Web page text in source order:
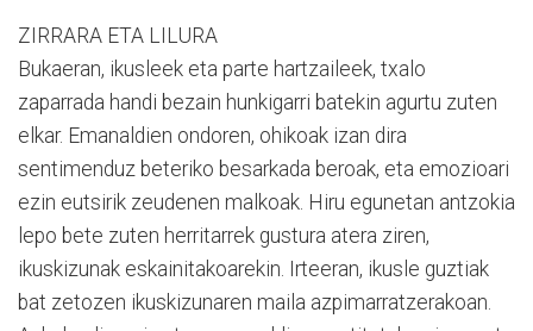
ZIRRARA ETA LILURA
Bukaeran, ikusleek eta parte hartzaileek, txalo
zaparrada handi bezain hunkigarri batekin agurtu zuten
elkar. Emanaldien ondoren, ohikoak izan dira
sentimenduz beteriko besarkada beroak, eta emozioari
ezin eutsirik zeudenen malkoak. Hiru egunetan antzokia
lepo bete zuten herritarrek gustura atera ziren,
ikuskizunak eskainitakoarekin. Irteeran, ikusle guztiak
bat zetozen ikuskizunaren maila azpimarratzerakoan.